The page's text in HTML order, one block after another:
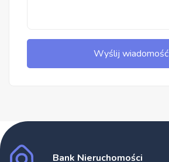
Wyślij wiadomość
Bank Nieruchomości